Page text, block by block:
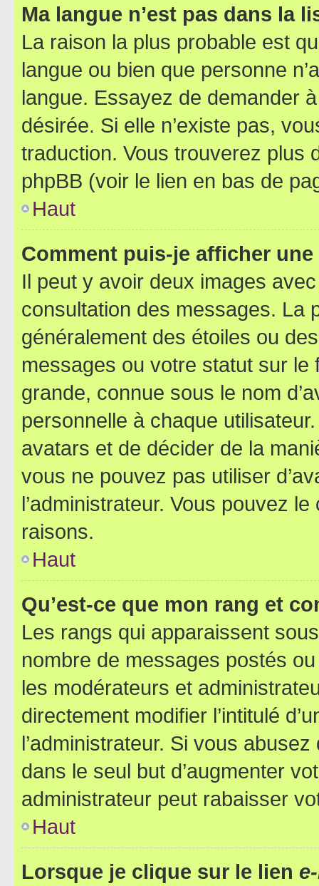
Ma langue n’est pas dans la
La raison la plus probable est
langue ou bien que personne
langue. Essayez de demander
désirée. Si elle n’existe pas,
traduction. Vous trouverez plus
phpBB (voir le lien en bas de
Haut
Comment puis-je afficher
Il peut y avoir deux images
consultation des messages. La
généralement des étoiles ou
messages ou votre statut sur
grande, connue sous le nom
personnelle à chaque utilisateur.
avatars et de décider de la
vous ne pouvez pas utiliser
l’administrateur. Vous pouvez
raisons.
Haut
Qu’est-ce que mon rang et
Les rangs qui apparaissent
nombre de messages postés
les modérateurs et
directement modifier l’intitulé
l’administrateur. Si vous
dans le seul but d’augmenter
administrateur peut rabaisser
Haut
Lorsque je clique sur le lien